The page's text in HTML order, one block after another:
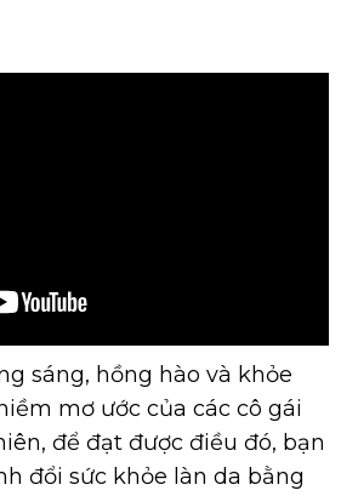
sáng, hồng hào và khỏe
mơ ước của các cô gái
để đạt được điều đó, bạn
đổi sức khỏe làn da bằng